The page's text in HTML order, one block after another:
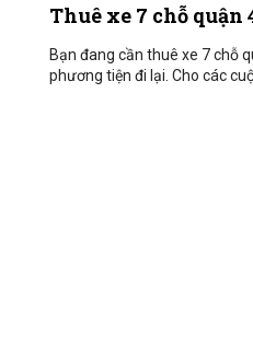
Thuê xe 7 chỗ quận
Bạn đang cần thuê xe 7 chỗ
phương tiện đi lại. Cho các